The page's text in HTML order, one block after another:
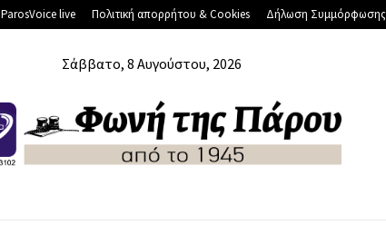
ParosVoice live Πολιτική απορρήτου & Cookies Δήλωση Συμμόρφωσης
Σάββατο, 8 Αυγούστου, 2026